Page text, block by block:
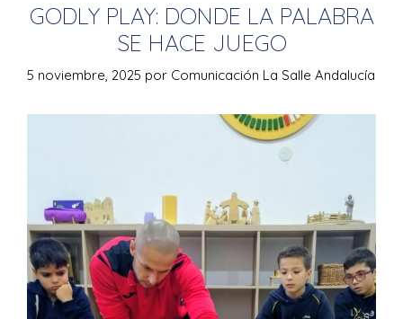
GODLY PLAY: DONDE LA PALABRA
SE HACE JUEGO
5 noviembre, 2025 por Comunicación La Salle Andalucía